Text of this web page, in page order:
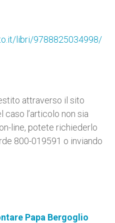
libri/9788825034998/
attraverso il sito
caso l’articolo non sia
line, potete richiederlo
800-019591 o inviando
Papa Bergoglio